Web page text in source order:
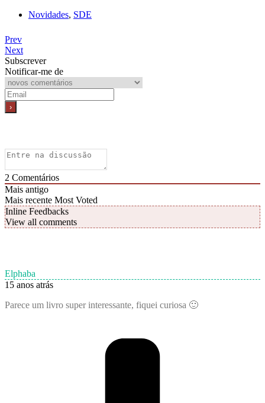
Novidades, SDE
Prev
Next
Subscrever
Notificar-me de
2 Comentários
Mais antigo
Mais recente Most Voted
Inline Feedbacks
View all comments
Elphaba
15 anos atrás
Parece um livro super interessante, fiquei curiosa 🙂